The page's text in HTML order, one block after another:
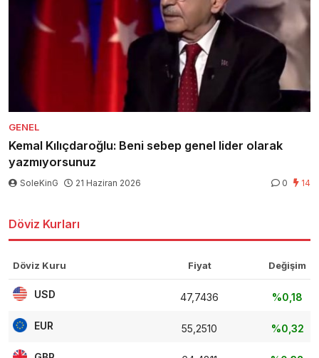
GENEL
Kemal Kılıçdaroğlu: Beni sebep genel lider olarak
yazmıyorsunuz
SoleKinG 21 Haziran 2026 0 14
Döviz Kurları
Döviz Kuru Fiyat Değişim
USD 47,7436 %0,18
EUR 55,2510 %0,32